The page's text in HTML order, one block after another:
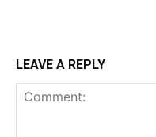
LEAVE A REPLY